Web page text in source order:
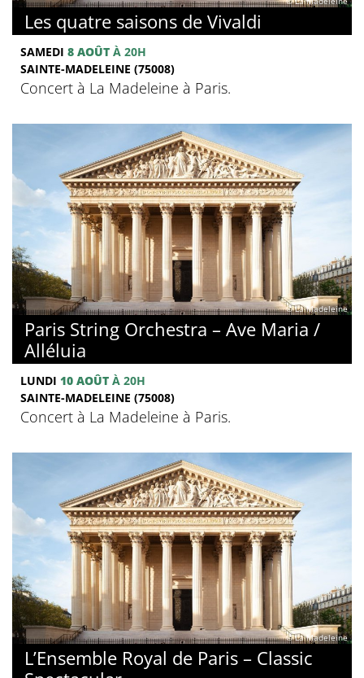
Les quatre saisons de Vivaldi
SAMEDI 8 AOÛT À 20H
SAINTE-MADELEINE (75008)
Concert à La Madeleine à Paris.
© La Madeleine
Paris String Orchestra – Ave Maria /
Alléluia
LUNDI 10 AOÛT À 20H
SAINTE-MADELEINE (75008)
Concert à La Madeleine à Paris.
© La Madeleine
L’Ensemble Royal de Paris – Classic